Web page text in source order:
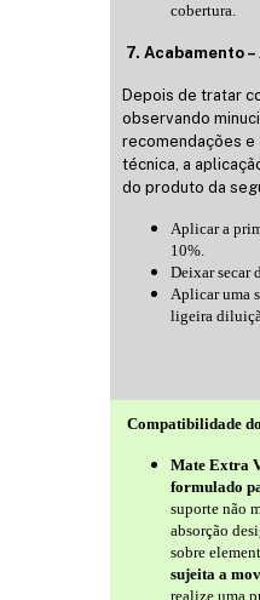
cobertura.
7. Acabamento
Depois de tratar
observando
recomendações e
técnica, a
do produto da
Aplicar a
10%.
Deixar secar
Aplicar uma
ligeira
Compatibilidade
Mate Extra
formulado
suporte não
absorção
sobre
sujeita a
realize uma